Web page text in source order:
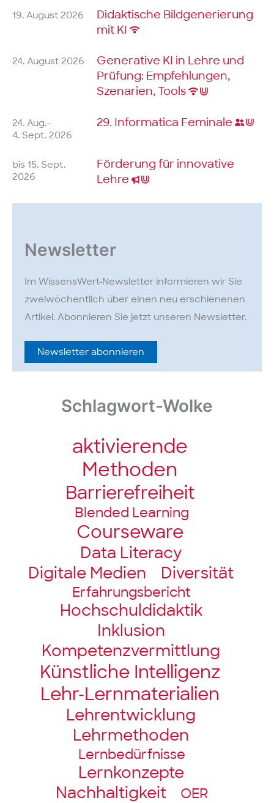
19. August 2026
Didaktische Bildgenerierung
mit KI
24. August 2026
Generative KI in Lehre und
Prüfung: Empfehlungen,
Szenarien, Tools
24. Aug.–
4. Sept. 2026
29. Informatica Feminale
bis 15. Sept.
2026
Förderung für innovative
Lehre
Newsletter
Im WissensWert-Newsletter informieren wir Sie
zweiwöchentlich über einen neu erschienenen
Artikel. Abonnieren Sie jetzt unseren Newsletter.
Newsletter abonnieren
Schlagwort-Wolke
aktivierende
Methoden
Barriere­freiheit
Blended Learning
Courseware
Data Literacy
Digitale Medien
Diversität
Erfahrungsbericht
Hochschul­didaktik
Inklusion
Kompetenz­vermittlung
Künstliche Intelligenz
Lehr-Lernmaterialien
Lehrentwicklung
Lehrmethoden
Lernbedürfnisse
Lernkonzepte
Nachhaltigkeit
OER